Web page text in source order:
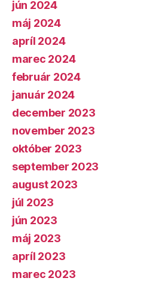
jún 2024
máj 2024
apríl 2024
marec 2024
február 2024
január 2024
december 2023
november 2023
október 2023
september 2023
august 2023
júl 2023
jún 2023
máj 2023
apríl 2023
marec 2023